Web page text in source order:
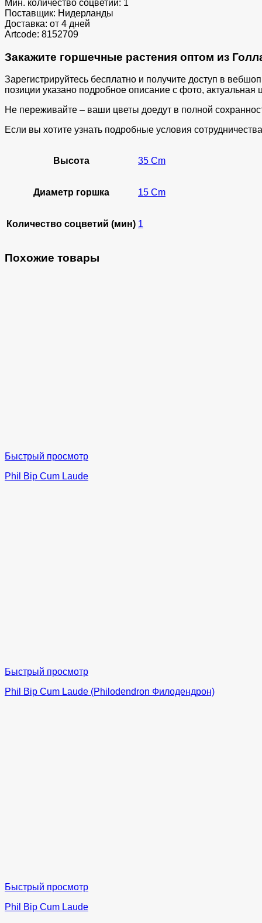
Мин. количество соцветий: 1
Поставщик: Нидерланды
Доставка: от 4 дней
Artcode: 8152709
Закажите горшечные растения оптом из
Зарегистрируйтесь бесплатно и получите доступ в
позиции указано подробное описание с фото, актуальная
Не переживайте – ваши цветы доедут в полной
Если вы хотите узнать подробные условия
Высота 35 Cm
Диаметр горшка 15 Cm
Количество соцветий (мин) 1
Похожие товары
Быстрый просмотр
Phil Bip Cum Laude
Быстрый просмотр
Phil Bip Cum Laude (Philodendron Филодендрон)
Быстрый просмотр
Phil Bip Cum Laude